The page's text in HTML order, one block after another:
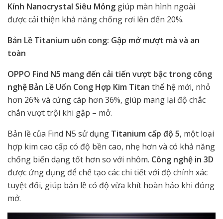
Kính Nanocrystal Siêu Mỏng giúp màn hình ngoài
được cải thiện khả năng chống rơi lên đến 20%.
Bản Lề Titanium uốn cong: Gập mở mượt mà và an
toàn
OPPO Find N5 mang đến cải tiến vượt bậc trong công
nghệ Bản Lề Uốn Cong Hợp Kim Titan thế hệ mới, nhỏ
hơn 26% và cứng cáp hơn 36%, giúp mang lại độ chắc
chắn vượt trội khi gập – mở.
Bản lề của Find N5 sử dụng Titanium cấp độ 5, một loại
hợp kim cao cấp có độ bền cao, nhẹ hơn và có khả năng
chống biến dạng tốt hơn so với nhôm. Công nghệ in 3D
được ứng dụng để chế tạo các chi tiết với độ chính xác
tuyệt đối, giúp bản lề có độ vừa khít hoàn hảo khi đóng
mở.